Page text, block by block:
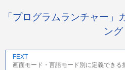
「プログラムランチャー」
ング
FEXT
画面モード・言語モード別に定義できる